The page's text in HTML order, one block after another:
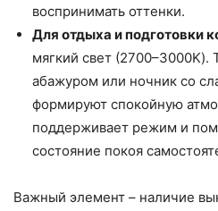
воспринимать оттенки.
Для отдыха и подготовки
мягкий свет (2700–3000K).
абажуром или ночник со
формируют спокойную
поддерживает режим и
состояние покоя
Важный элемент – наличие